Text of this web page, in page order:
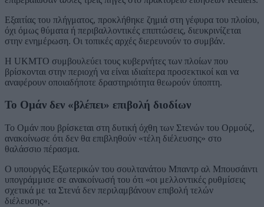
Εξαιτίας του πλήγματος, προκλήθηκε ζημιά στη γέφυρα του πλοίου,
όχι όμως θύματα ή περιβαλλοντικές επιπτώσεις, διευκρινίζεται
στην ενημέρωση. Οι τοπικές αρχές διερευνούν το συμβάν.
Η UKMTO συμβουλεύει τους κυβερνήτες των πλοίων που
βρίσκονται στην περιοχή να είναι ιδιαίτερα προσεκτικοί και να
αναφέρουν οποιαδήποτε δραστηριότητα θεωρούν ύποπτη.
Το Ομάν δεν «βλέπει» επιβολή διοδίων
Το Ομάν που βρίσκεται στη δυτική όχθη των Στενών του Ορμούζ,
ανακοίνωσε ότι δεν θα επιβληθούν «τέλη διέλευσης» στο
θαλάσσιο πέρασμα.
Ο υπουργός Εξωτερικών του σουλτανάτου Μπαντρ αλ Μπουσάιντι
υπογράμμισε σε ανακοίνωσή του ότι «οι μελλοντικές ρυθμίσεις
σχετικά με τα Στενά δεν περιλαμβάνουν επιβολή τελών
διέλευσης».